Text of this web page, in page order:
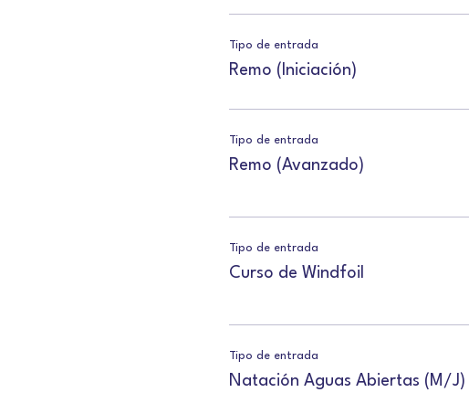
Tipo de entrada
Remo (Iniciación)
Tipo de entrada
Remo (Avanzado)
Tipo de entrada
Curso de Windfoil
Tipo de entrada
Natación Aguas Abiertas (M/J)